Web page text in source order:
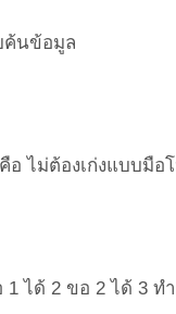
ค้นข้อมูล
ไม่ต้องเก่งแบบมือ
ได้ 2 ขอ 2 ได้ 3 ทำ